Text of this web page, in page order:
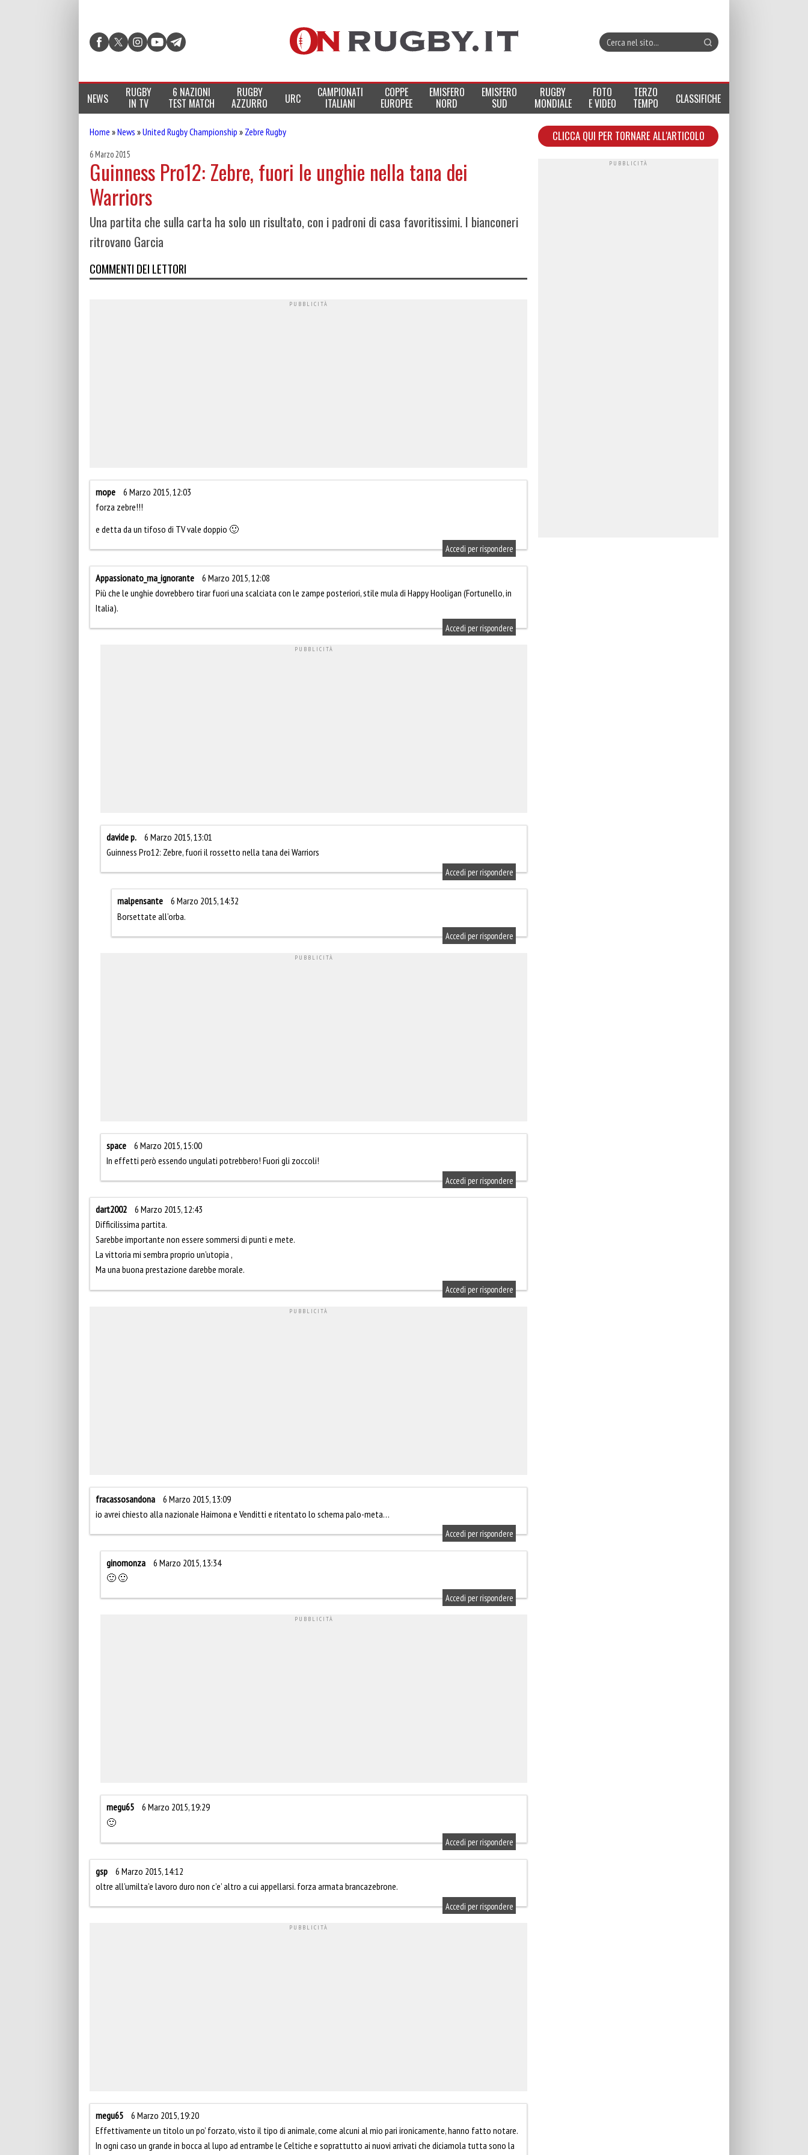
NEWS RUGBY
IN TV
6 NAZIONI
TEST MATCH
RUGBY
AZZURRO URC CAMPIONATI
ITALIANI
COPPE
EUROPEE
EMISFERO
NORD
EMISFERO
SUD
RUGBY
MONDIALE
FOTO
E VIDEO
TERZO
TEMPO CLASSIFICHE
Home »News »United Rugby Championship » Zebre Rugby
6 Marzo 2015
Guinness Pro12: Zebre, fuori le unghie nella tana dei
Warriors
Una partita che sulla carta ha solo un risultato, con i padroni di casa favoritissimi. I bianconeri
ritrovano Garcia
COMMENTI DEI LETTORI
mope
6 Marzo 2015, 12:03
forza zebre!!!
e detta da un tifoso di TV vale doppio 🙂
Accedi per rispondere
Appassionato_ma_ignorante
6 Marzo 2015, 12:08
Più che le unghie dovrebbero tirar fuori una scalciata con le zampe posteriori, stile mula di Happy Hooligan (Fortunello, in
Italia).
Accedi per rispondere
davide p.
6 Marzo 2015, 13:01
Guinness Pro12: Zebre, fuori il rossetto nella tana dei Warriors
Accedi per rispondere
malpensante
6 Marzo 2015, 14:32
Borsettate all’orba.
Accedi per rispondere
space
6 Marzo 2015, 15:00
In effetti però essendo ungulati potrebbero! Fuori gli zoccoli!
Accedi per rispondere
dart2002
6 Marzo 2015, 12:43
Difficilissima partita.
Sarebbe importante non essere sommersi di punti e mete.
La vittoria mi sembra proprio un’utopia ,
Ma una buona prestazione darebbe morale.
Accedi per rispondere
fracassosandona
6 Marzo 2015, 13:09
io avrei chiesto alla nazionale Haimona e Venditti e ritentato lo schema palo-meta…
Accedi per rispondere
ginomonza
6 Marzo 2015, 13:34
🙂 🙂
Accedi per rispondere
megu65
6 Marzo 2015, 19:29
🙂
Accedi per rispondere
gsp
6 Marzo 2015, 14:12
oltre all’umilta’e lavoro duro non c’e’ altro a cui appellarsi. forza armata brancazebrone.
Accedi per rispondere
megu65
6 Marzo 2015, 19:20
Effettivamente un titolo un po’ forzato, visto il tipo di animale, come alcuni al mio pari ironicamente, hanno fatto notare.
In ogni caso un grande in bocca al lupo ad entrambe le Celtiche e soprattutto ai nuovi arrivati che diciamola tutta sono la
CLICCA QUI PER TORNARE ALL'ARTICOLO